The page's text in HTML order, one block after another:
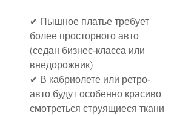
✔ Пышное платье требует
более просторного авто
(седан бизнес-класса или
внедорожник)
✔ В кабриолете или ретро-
авто будут особенно красиво
смотреться струящиеся ткани